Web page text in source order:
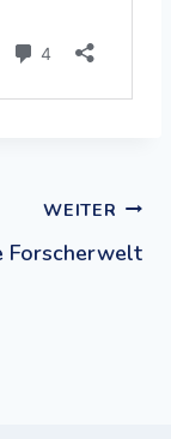
WEITER
Forscherwelt